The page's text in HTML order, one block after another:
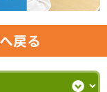
戻る